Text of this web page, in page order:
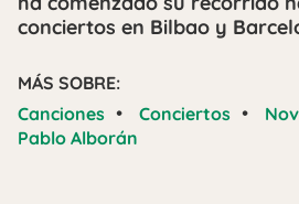
conciertos en Bilbao y
MÁS SOBRE:
Canciones • Conciertos •
Pablo Alborán